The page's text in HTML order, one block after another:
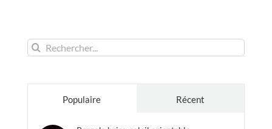
Rechercher:
Populaire Récent